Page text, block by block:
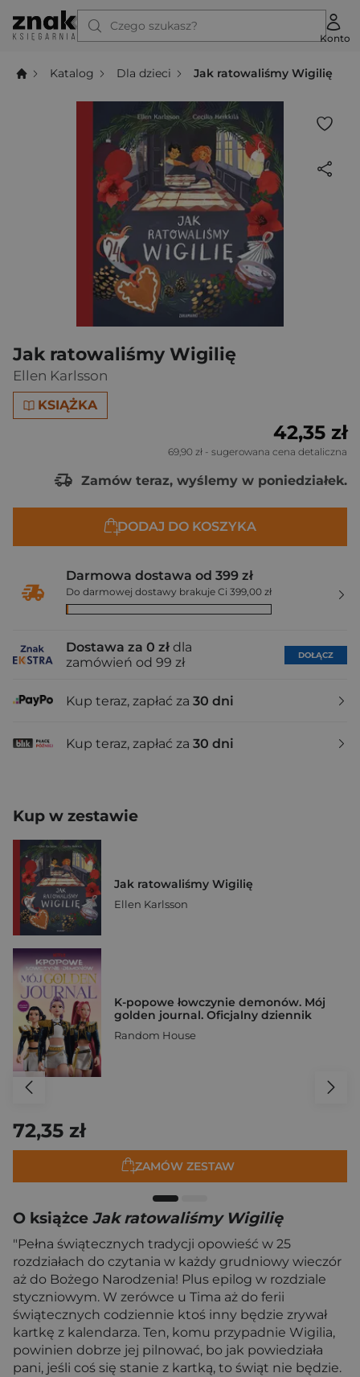
Czego szukasz?
Konto
Katalog Dla dzieci Jak ratowaliśmy Wigilię
Jak ratowaliśmy Wigilię
Ellen Karlsson
KSIĄŻKA
42,35 zł
69,90 zł - sugerowana cena detaliczna
Zamów teraz, wyślemy w poniedziałek.
DODAJ DO KOSZYKA
Darmowa dostawa od 399 zł
Do darmowej dostawy brakuje Ci 399,00 zł
Dostawa za 0 zł dla
zamówień od 99 zł
DOŁĄCZ
Kup teraz, zapłać za 30 dni
Kup teraz, zapłać za 30 dni
Kup w zestawie
Jak ratowaliśmy Wigilię
Ellen Karlsson
K-popowe łowczynie demonów. Mój
golden journal. Oficjalny dziennik
Random House
72,35 zł
ZAMÓW ZESTAW
O książce Jak ratowaliśmy Wigilię
"Pełna świątecznych tradycji opowieść w 25
rozdziałach do czytania w każdy grudniowy wieczór
aż do Bożego Narodzenia! Plus epilog w rozdziale
styczniowym. W zerówce u Tima aż do ferii
świątecznych codziennie ktoś inny będzie zrywał
kartkę z kalendarza. Ten, komu przypadnie Wigilia,
powinien dobrze jej pilnować, bo jak powiedziała
pani, jeśli coś się stanie z kartką, to świąt nie będzie.